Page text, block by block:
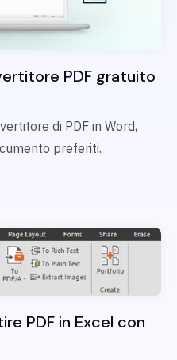
PDF gratuito
di PDF in Word,
preferiti.
PDF in Excel con